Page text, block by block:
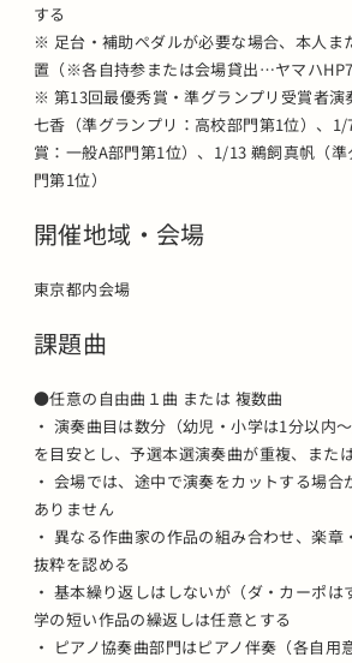
する
※ 足台・補助ペダルが必要な場合、本人ま
置（※各自持参または会場貸出…ヤマハ
※ 第13回最優秀賞・準グランプリ受賞者
七香（準グランプリ：高校部門第1位）、
賞：一般A部門第1位）、1/13 鵜飼真帆（
門第1位）
開催地域・会場
東京都内会場
課題曲
●任意の自由曲１曲 または 複数曲
・ 演奏曲目は数分（幼児・小学は1分以内
を目安とし、予選本選演奏曲が重複、また
・ 会場では、途中で演奏をカットする場
ありません
・ 異なる作曲家の作品の組み合わせ、楽
抜粋を認める
・ 基本繰り返しはしないが（ダ・カーポ
学の短い作品の繰返しは任意とする
・ ピアノ協奏曲部門はピアノ伴奏（各自用